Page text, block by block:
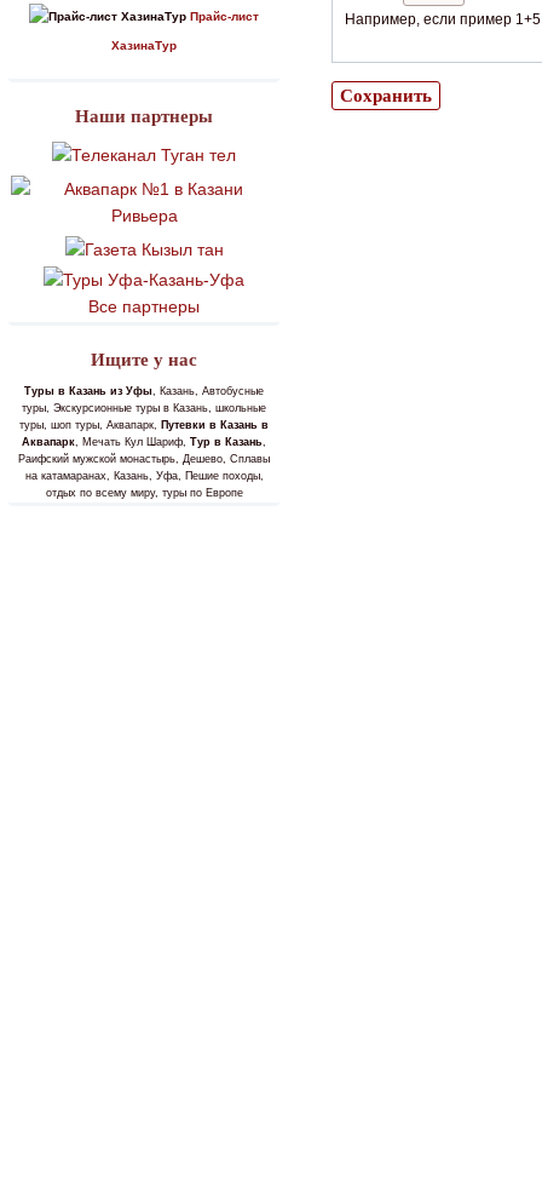
Прайс-лист
ХазинаТур
Наши партнеры
Все партнеры
Ищите у нас
Туры в Казань из Уфы, Казань, Автобусные
туры, Экскурсионные туры в Казань, школьные
туры, шоп туры, Аквапарк, Путевки в Казань в
Аквапарк, Мечать Кул Шариф, Тур в Казань,
Раифский мужской монастырь, Дешево, Сплавы
на катамаранах, Казань, Уфа, Пешие походы,
отдых по всему миру, туры по Европе
Например, если пример